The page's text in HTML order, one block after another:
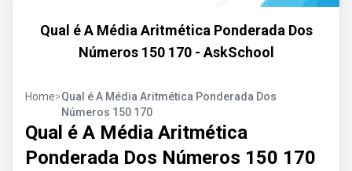
Qual é A Média Aritmética Ponderada Dos
Números 150 170 - AskSchool
Home>Qual é A Média Aritmética Ponderada Dos
Números 150 170
Qual é A Média Aritmética
Ponderada Dos Números 150 170